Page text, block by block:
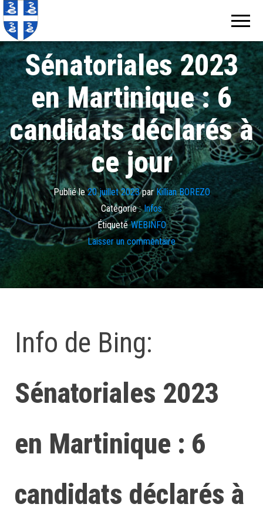
Sénatoriales 2023
en Martinique : 6
candidats déclarés à
ce jour
Publié le20 juillet 2023parKillian BOREZO
Catégorie : Infos
Étiqueté WEBINFO
Laisser un commentaire
Info de Bing:
Sénatoriales 2023
en Martinique : 6
candidats déclarés à